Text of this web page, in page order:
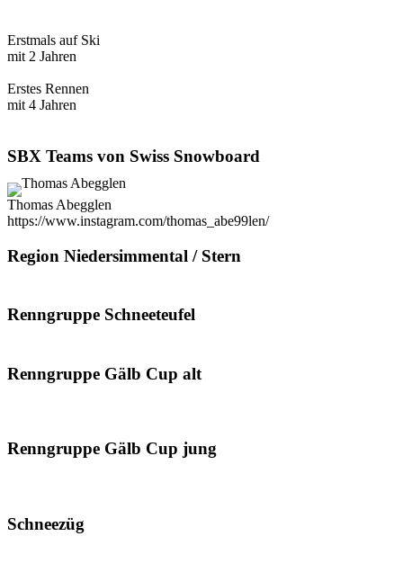
Erstmals auf Ski
mit 2 Jahren
Erstes Rennen
mit 4 Jahren
SBX Teams von Swiss Snowboard
Thomas Abegglen
https://www.instagram.com/thomas_abe99len/
Region Niedersimmental / Stern
Renngruppe Schneeteufel
Renngruppe Gälb Cup alt
Renngruppe Gälb Cup jung
Schneezüg